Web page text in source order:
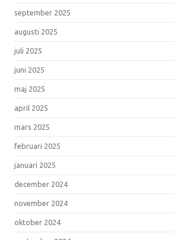
september 2025
augusti 2025
juli 2025
juni 2025
maj 2025
april 2025
mars 2025
februari 2025
januari 2025
december 2024
november 2024
oktober 2024